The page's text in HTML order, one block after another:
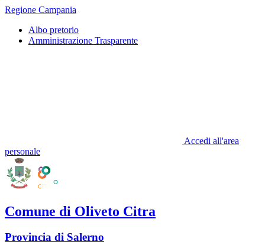
Regione Campania
Albo pretorio
Amministrazione Trasparente
Accedi all'area
personale
Comune di Oliveto Citra
Provincia di Salerno